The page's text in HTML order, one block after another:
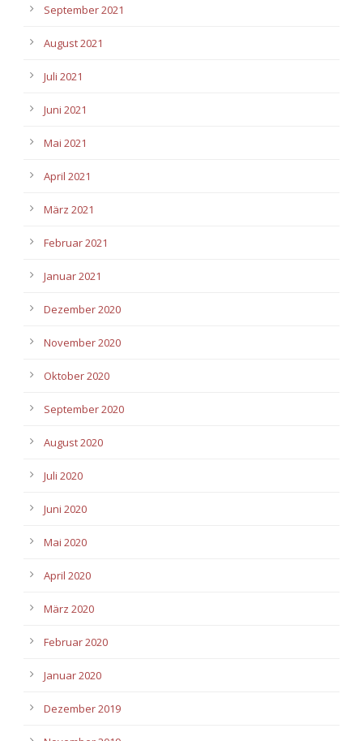
September 2021
August 2021
Juli 2021
Juni 2021
Mai 2021
April 2021
März 2021
Februar 2021
Januar 2021
Dezember 2020
November 2020
Oktober 2020
September 2020
August 2020
Juli 2020
Juni 2020
Mai 2020
April 2020
März 2020
Februar 2020
Januar 2020
Dezember 2019